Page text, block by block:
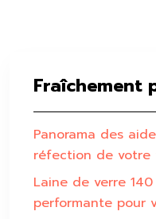
Fraîchement
Panorama des
réfection de votre
Laine de verre
performante pour